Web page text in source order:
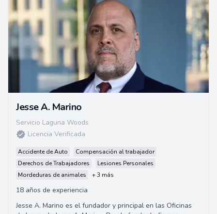
Jesse A. Marino
Servicio Laguna Woods
Licencia Verificada
Accidente de Auto
Compensación al trabajador
Derechos de Trabajadores
Lesiones Personales
Mordeduras de animales
+ 3 más
18 años de experiencia
Jesse A. Marino es el fundador y principal en las Oficinas